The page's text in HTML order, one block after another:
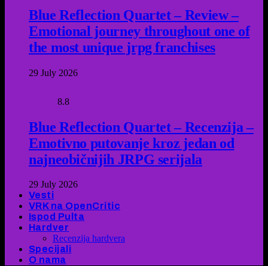
Blue Reflection Quartet – Review –
Emotional journey throughout one of
the most unique jrpg franchises
29 July 2026
8.8
Blue Reflection Quartet – Recenzija –
Emotivno putovanje kroz jedan od
najneobičnijih JRPG serijala
29 July 2026
Vesti
VRK na OpenCritic
Ispod Pulta
Hardver
Recenzija hardvera
Specijali
O nama